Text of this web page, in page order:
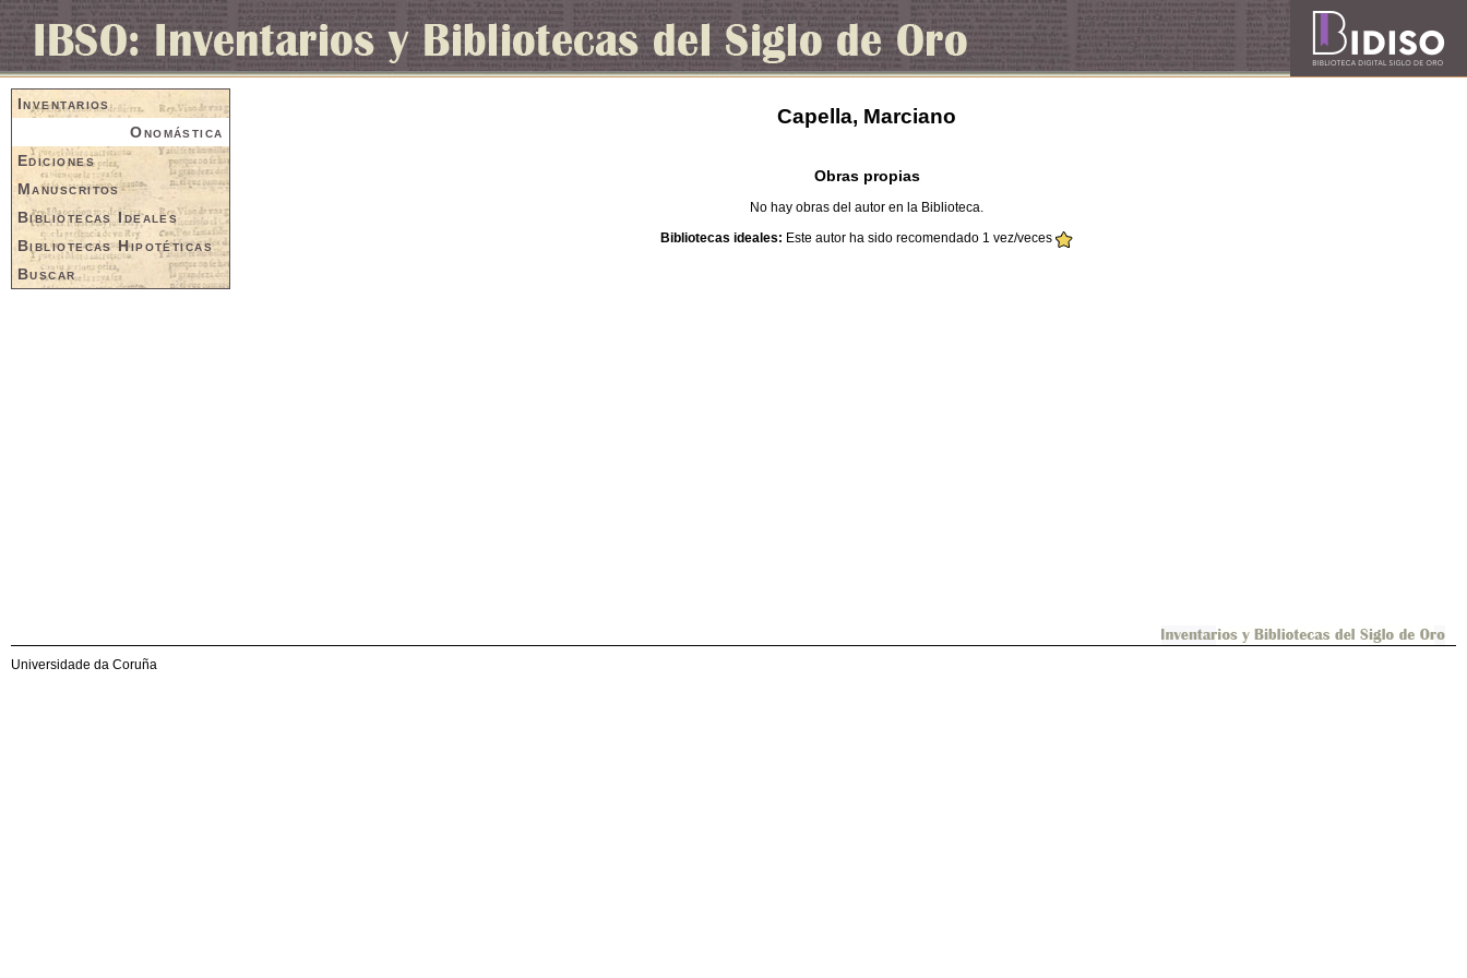
Inventarios
Onomástica
Ediciones
Manuscritos
Bibliotecas Ideales
Bibliotecas Hipotéticas
Buscar
Capella, Marciano
Obras propias
No hay obras del autor en la Biblioteca.
Bibliotecas ideales: Este autor ha sido recomendado 1 vez/veces
Universidade da Coruña